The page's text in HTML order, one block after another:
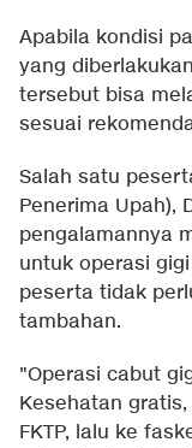
Apabila kondisi
yang
tersebut bisa
sesuai
Salah satu
Penerima Upah),
pengalamannya
untuk operasi
peserta tidak
tambahan.
"Operasi cabut
Kesehatan
FKTP, lalu ke